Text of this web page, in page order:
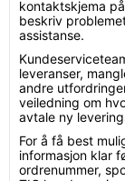
kontaktskjema
beskriv
assistanse.
leveranser,
andre
veiledning om
avtale ny
For å få best
informasjon klar
ordrenummer,